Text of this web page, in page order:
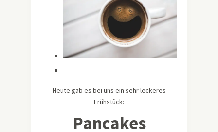
Heute gab es bei uns ein sehr leckeres
Frühstück:
Pancakes